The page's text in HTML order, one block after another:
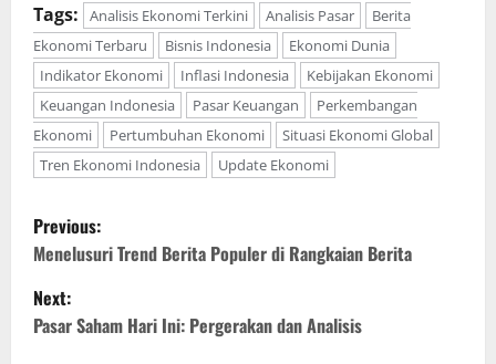
Tags: Analisis Ekonomi Terkini Analisis Pasar
Berita
Ekonomi Terbaru
Bisnis Indonesia
Ekonomi Dunia
Indikator Ekonomi
Inflasi Indonesia
Kebijakan Ekonomi
Keuangan Indonesia
Pasar Keuangan
Perkembangan
Ekonomi
Pertumbuhan Ekonomi
Situasi Ekonomi Global
Tren Ekonomi Indonesia
Update Ekonomi
P
o
s
Previous:
Menelusuri Trend Berita Populer di Rangkaian Berita
Next:
Pasar Saham Hari Ini: Pergerakan dan Analisis